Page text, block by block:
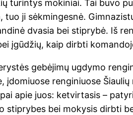
turintys mokiniai. Tai buvo
tuo ji sėkmingesnė.
dvasia bei stiprybė. Iš
įgūdžių, kaip dirbti
gebėjimų ugdymo
įdomiuose renginiuose
apie juos: ketvirtasis –
stiprybes bei mokysis dirbti